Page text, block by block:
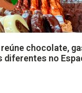
chocolate,
diferentes no